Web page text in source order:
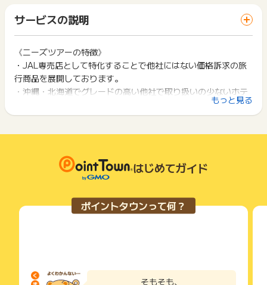
※ポイントに関するお問い合わせは、
ポイントタウンのサポート
までお問い合わせください。ポイントについて、広告主に直接
ざいます。
「 申込をしてポイントGET 」ボタンを押した時とサービス・
お買い物利用時で、デバイス・ブラウザが異なる場合はポイン
ト獲得ができません。
2回以上同じお買い物・サービスをご利用される場合は、毎回
ポイントタウンに戻り、「 申込をしてポイントGET 」ボタン
を押してからご利用ください。
下記の事項に該当する場合、広告主側で対象外とみなし、「獲
い物を複数回ご利用された場合
て一度でも同サービス・お買い物を利用されたことがある場合
ご利用前には、Cookieの削除をおこなっていただくことを推奨
サービス・お買い物利用時にお電話など2つ以上の申し込み方
法がある場合、必ずサイト上のWEBフォームからお申し込みく
了などのメールは、ポイント獲得するまで必ず保管してくださ
一部のサービスにつきましては、1商品につき10円単位の金額
は切り捨てとなります。
ポイント獲得が1ポイント未満のものは切り捨てとなり、ポイ
ント履歴には記載されません。
原則として広告主側のポイント等を利用して支払われた金額分
につきましては、ポイントタウンのポイント獲得の対象には含
まれません。
広告主が運営しているサービスの都合もしくは会員様の都合で
商品の交換や一部でもキャンセルされた場合、ポイントが無効
になる可能性もございます。
条件を達成しているかどうかは各広告主ではなく、代理店が行
っているため、広告主はポイントに関する詳細を把握しており
そのため、ポイントタウンのポイントに関するお問い合わせを
広告主様に直接行わないようお願いいたします。
サービスの説明
《ニーズツアーの特徴》
・JAL専売店として特化することで他社にはない価格訴求の旅
行商品を展開しております。
・沖縄・北海道でグレードの高い他社で取り扱いの少ないホテ
・全商品２４時間完全オンライン予約を実現。予約確定もオン
定できる。リピーターのこだわりへも対応。
もっと見る
はじめてガイド
ポイントタウンって何？
そもそも、